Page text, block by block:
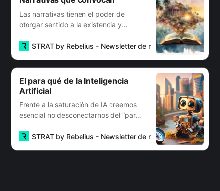
Las narrativas tienen el poder de
otorgar sentido a la existencia y
STRAT by Rebelius - Newsletter de management
El para qué de la Inteligencia
Artificial
Frente a la saturación de IA creemos
esencial no desconectarnos del “para
STRAT by Rebelius - Newsletter de management